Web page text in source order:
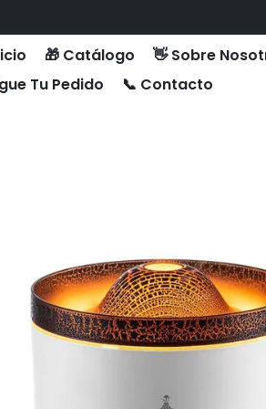
🎁 Catálogo
👋 Sobre
Tu Pedido
📞 Contacto